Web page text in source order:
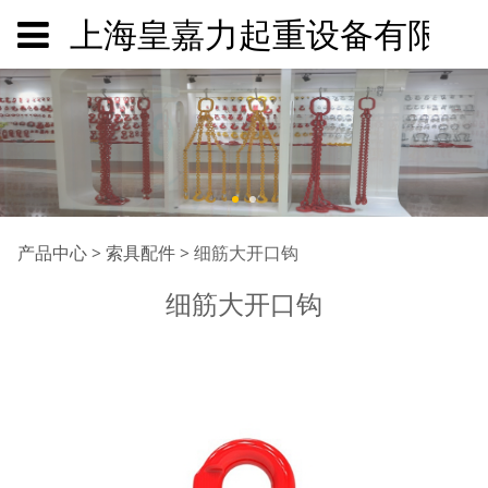
上海皇嘉力起重设备有限公
细筋大开口钩
产品中心> 索具配件> 细筋大开口钩
细筋大开口钩